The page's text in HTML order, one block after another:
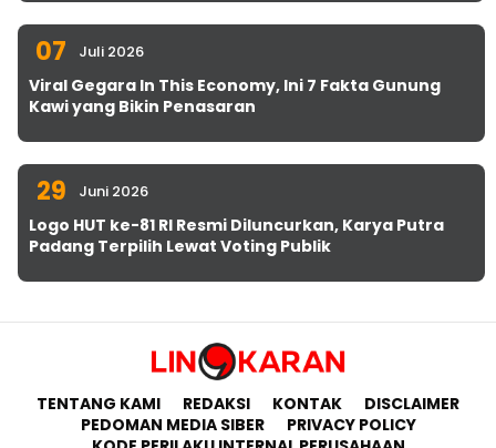
07 Juli 2026
Viral Gegara In This Economy, Ini 7 Fakta Gunung
Kawi yang Bikin Penasaran
29 Juni 2026
Logo HUT ke-81 RI Resmi Diluncurkan, Karya Putra
Padang Terpilih Lewat Voting Publik
TENTANG KAMI REDAKSI KONTAK
DISCLAIMER
PEDOMAN MEDIA SIBER
PRIVACY POLICY